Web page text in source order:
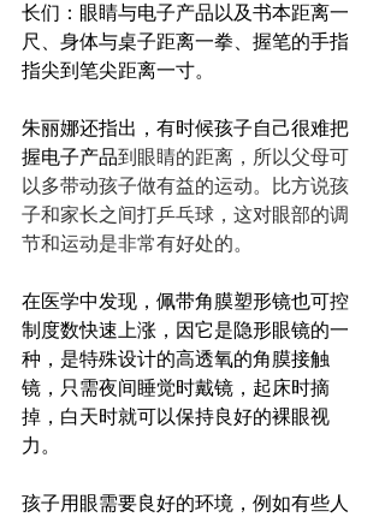
长们：眼睛与电子产品以及书本距离一
尺、身体与桌子距离一拳、握笔的手指
指尖到笔尖距离一寸。
朱丽娜还指出，有时候孩子自己很难把
握电子产品到眼睛的距离，所以父母可
以多带动孩子做有益的运动。比方说孩
子和家长之间打乒乓球，这对眼部的调
节和运动是非常有好处的。
在医学中发现，佩带角膜塑形镜也可控
制度数快速上涨，因它是隐形眼镜的一
种，是特殊设计的高透氧的角膜接触
镜，只需夜间睡觉时戴镜，起床时摘
掉，白天时就可以保持良好的裸眼视
力。
孩子用眼需要良好的环境，例如有些人